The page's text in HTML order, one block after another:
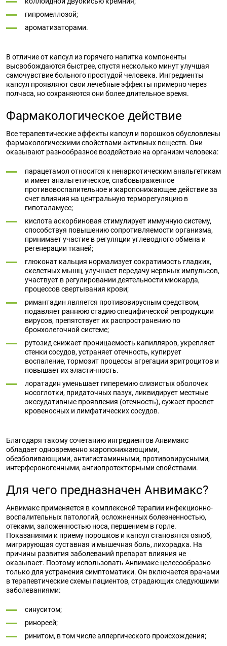
гипромеллозой;
ароматизаторами.
В отличие от капсул из горячего напитка компоненты
высвобождаются быстрее, спустя несколько минут улучшая
самочувствие больного простудой человека. Ингредиенты
капсул проявляют свои лечебные эффекты примерно через
полчаса, но сохраняются они более длительное время.
Фармакологическое действие
Все терапевтические эффекты капсул и порошков обусловлены
фармакологическими свойствами активных веществ. Они
оказывают разнообразное воздействие на организм человека:
парацетамол относится к ненаркотическим анальгетикам
и имеет анальгетическое, слабовыраженное
противовоспалительное и жаропонижающее действие за
счет влияния на центральную терморегуляцию в
гипоталамусе;
кислота аскорбиновая стимулирует иммунную систему,
способствуя повышению сопротивляемости организма,
принимает участие в регуляции углеводного обмена и
регенерации тканей;
глюконат кальция нормализует сократимость гладких,
скелетных мышц, улучшает передачу нервных импульсов,
участвует в регулировании деятельности миокарда,
процессов свертывания крови;
римантадин является противовирусным средством,
подавляет раннюю стадию специфической репродукции
вирусов, препятствует их распространению по
бронхолегочной системе;
рутозид снижает проницаемость капилляров, укрепляет
стенки сосудов, устраняет отечность, купирует
воспаление, тормозит процессы агрегации эритроцитов и
повышает их эластичность.
лоратадин уменьшает гиперемию слизистых оболочек
носоглотки, придаточных пазух, ликвидирует местные
экссудативные проявления (отечность), сужает просвет
кровеносных и лимфатических сосудов.
Благодаря такому сочетанию ингредиентов Анвимакс
обладает одновременно жаропонижающими,
обезболивающими, антигистаминными, противовирусными,
интерфероногенными, ангиопротекторными свойствами.
Для чего предназначен Анвимакс?
Анвимакс применяется в комплексной терапии инфекционно-
воспалительных патологий, осложненных болезненностью,
отеками, заложенностью носа, першением в горле.
Показаниями к приему порошков и капсул становятся озноб,
мигрирующая суставная и мышечная боль, лихорадка. На
причины развития заболеваний препарат влияния не
оказывает. Поэтому использовать Анвимакс целесообразно
только для устранения симптоматики. Он включается врачами
в терапевтические схемы пациентов, страдающих следующими
заболеваниями:
синуситом;
ринореей;
ринитом, в том числе аллергического происхождения;